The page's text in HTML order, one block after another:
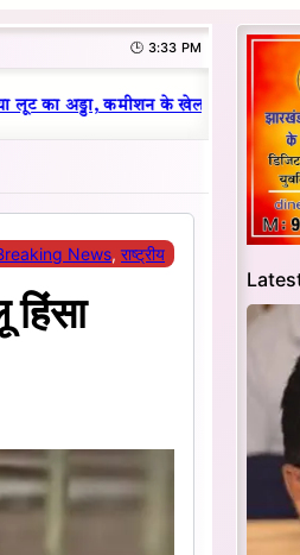
🕒 3:33 PM
का अड्डा, कमीशन के खेल का हुआ भंडाफोड़
News, राष्ट्रीय